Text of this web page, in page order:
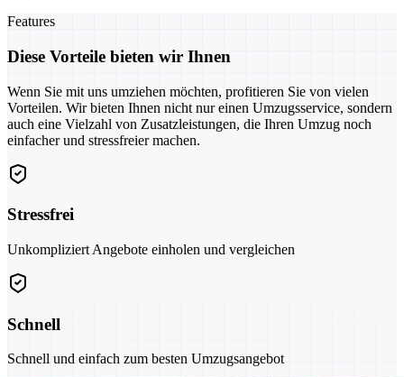
Features
Diese Vorteile bieten wir Ihnen
Wenn Sie mit uns umziehen möchten, profitieren Sie von vielen
Vorteilen. Wir bieten Ihnen nicht nur einen Umzugsservice, sondern
auch eine Vielzahl von Zusatzleistungen, die Ihren Umzug noch
einfacher und stressfreier machen.
Stressfrei
Unkompliziert Angebote einholen und vergleichen
Schnell
Schnell und einfach zum besten Umzugsangebot